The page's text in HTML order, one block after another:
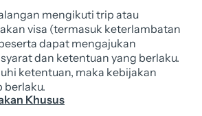
mengikuti trip atau
visa (termasuk keterlambatan
dapat mengajukan
dan ketentuan yang berlaku.
ketentuan, maka kebijakan
berlaku.
Khusus